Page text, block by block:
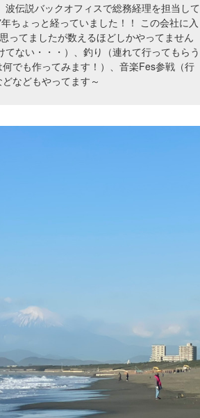
伝説バックオフィスで総務経理を担当して
ちょっと経っていました！！ この会社に入
ってましたが数えるほどしかやってません
ない・・・）、釣り（連れて行ってもらう
でも作ってみます！）、音楽Fes参戦（行
などもやってます～